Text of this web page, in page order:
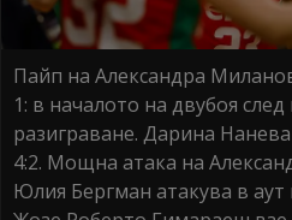
Пайп на Александра
1: в началото на двубоя
разиграване. Дарина
4:2. Мощна атака на
Юлия Бергман атакува в аут